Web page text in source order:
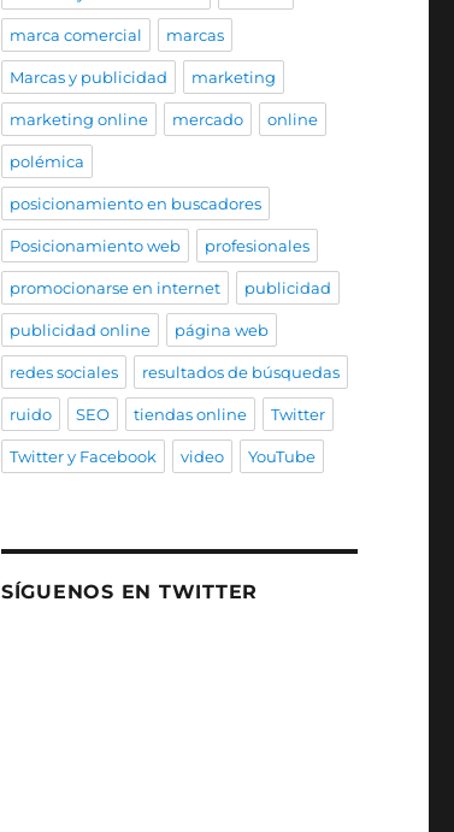
marca comercial marcas
Marcas y publicidad marketing
marketing online mercado online
polémica
posicionamiento en buscadores
Posicionamiento web profesionales
promocionarse en internet publicidad
publicidad online página web
redes sociales resultados de búsquedas
ruido SEO tiendas online Twitter
Twitter y Facebook video YouTube
SÍGUENOS EN TWITTER